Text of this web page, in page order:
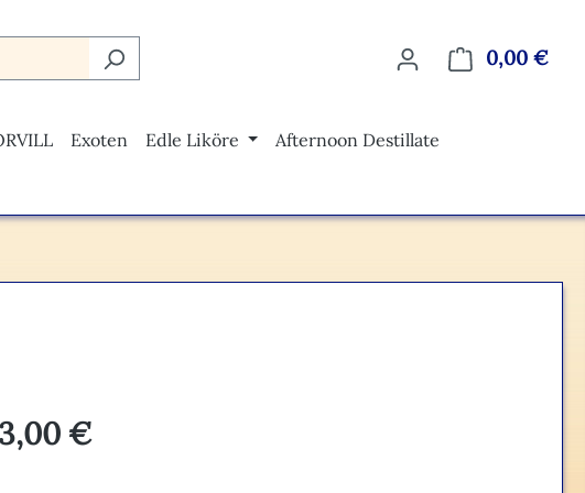
0,00 €
Exoten Edle Liköre
Afternoon Destillate
Preis:
€